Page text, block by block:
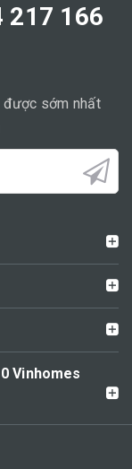
217 166
được sớm nhất
Vinhomes